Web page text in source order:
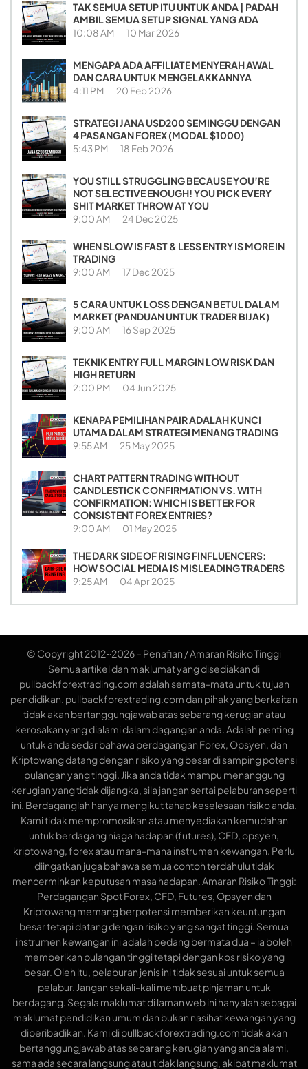
TAK SEMUA SETUP ITU UNTUK ANDA | PADAH
AMBIL SEMUA SETUP SIGNAL YANG ADA
10:08 AM 10 Mar 2026
MENGAPA ADA AFFILIATE MENYERAH AWAL
DAN CARA UNTUK MENGELAKKANNYA
4:11 PM 20 Feb 2026
STRATEGI JANA USD200 SEMINGGU DENGAN
4 PASANGAN FOREX (MODAL $1000)
5:43 PM 18 Feb 2026
YOU STILL STRUGGLING BECAUSE YOU’RE
NOT SELECTIVE ENOUGH! YOU PICK EVERY
SHIT MARKET THROW AT YOU
9:00 AM 24 Dec 2025
WHEN SLOW IS FAST & LESS ENTRY IS MORE IN
TRADING
9:00 AM 17 Dec 2025
5 CARA UNTUK LOSS DENGAN BETUL DALAM
MARKET (PANDUAN UNTUK TRADER BIJAK)
9:00 AM 16 Sep 2025
TEKNIK ENTRY FULL MARGIN LOW RISK DAN
HIGH RETURN
2:00 PM 04 Jun 2025
KENAPA PEMILIHAN PAIR ADALAH KUNCI
UTAMA DALAM STRATEGI MENANG TRADING
9:55 AM 25 May 2025
CHART PATTERN TRADING WITHOUT
CANDLESTICK CONFIRMATION VS. WITH
CONFIRMATION: WHICH IS BETTER FOR
CONSISTENT FOREX ENTRIES?
9:00 AM 01 May 2025
THE DARK SIDE OF RISING FINFLUENCERS:
HOW SOCIAL MEDIA IS MISLEADING TRADERS
9:25 AM 04 Apr 2025
© Copyright 2012~2026 – Penafian / Amaran Risiko Tinggi
Semua artikel dan maklumat yang disediakan di
pullbackforextrading.com adalah semata-mata untuk tujuan
pendidikan. pullbackforextrading.com dan pihak yang berkaitan
tidak akan bertanggungjawab atas sebarang kerugian atau
kerosakan yang dialami dalam dagangan anda. Adalah penting
untuk anda sedar bahawa perdagangan Forex, Opsyen, dan
Kriptowang datang dengan risiko yang besar di samping potensi
pulangan yang tinggi. Jika anda tidak mampu menanggung
kerugian yang tidak dijangka, sila jangan sertai pelaburan seperti
ini. Berdaganglah hanya mengikut tahap keselesaan risiko anda.
Kami tidak mempromosikan atau menyediakan kemudahan
untuk berdagang niaga hadapan (futures), CFD, opsyen,
kriptowang, forex atau mana-mana instrumen kewangan. Perlu
diingatkan juga bahawa semua contoh terdahulu tidak
mencerminkan keputusan masa hadapan. Amaran Risiko Tinggi:
Perdagangan Spot Forex, CFD, Futures, Opsyen dan
Kriptowang memang berpotensi memberikan keuntungan
besar tetapi datang dengan risiko yang sangat tinggi. Semua
instrumen kewangan ini adalah pedang bermata dua – ia boleh
memberikan pulangan tinggi tetapi dengan kos risiko yang
besar. Oleh itu, pelaburan jenis ini tidak sesuai untuk semua
pelabur. Jangan sekali-kali membuat pinjaman untuk
berdagang. Segala maklumat di laman web ini hanyalah sebagai
maklumat pendidikan umum dan bukan nasihat kewangan yang
diperibadikan. Kami di pullbackforextrading.com tidak akan
bertanggungjawab atas sebarang kerugian yang anda alami,
sama ada secara langsung atau tidak langsung, akibat maklumat